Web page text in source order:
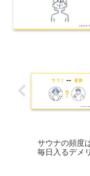
サウナの頻度
毎日入るデメ